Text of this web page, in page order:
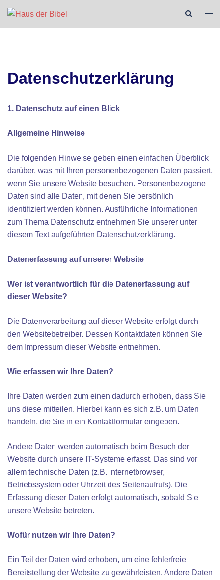
Inhalt
Suche
Datenschutzerklärung
1. Datenschutz auf einen Blick
Allgemeine Hinweise
Die folgenden Hinweise geben einen einfachen Überblick
darüber, was mit Ihren personenbezogenen Daten passiert,
wenn Sie unsere Website besuchen. Personenbezogene
Daten sind alle Daten, mit denen Sie persönlich
identifiziert werden können. Ausführliche Informationen
zum Thema Datenschutz entnehmen Sie unserer unter
diesem Text aufgeführten Datenschutzerklärung.
Datenerfassung auf unserer Website
Wer ist verantwortlich für die Datenerfassung auf
dieser Website?
Die Datenverarbeitung auf dieser Website erfolgt durch
den Websitebetreiber. Dessen Kontaktdaten können Sie
dem Impressum dieser Website entnehmen.
Wie erfassen wir Ihre Daten?
Ihre Daten werden zum einen dadurch erhoben, dass Sie
uns diese mitteilen. Hierbei kann es sich z.B. um Daten
handeln, die Sie in ein Kontaktformular eingeben.
Andere Daten werden automatisch beim Besuch der
Website durch unsere IT-Systeme erfasst. Das sind vor
allem technische Daten (z.B. Internetbrowser,
Betriebssystem oder Uhrzeit des Seitenaufrufs). Die
Erfassung dieser Daten erfolgt automatisch, sobald Sie
unsere Website betreten.
Wofür nutzen wir Ihre Daten?
Ein Teil der Daten wird erhoben, um eine fehlerfreie
Bereitstellung der Website zu gewährleisten. Andere Daten